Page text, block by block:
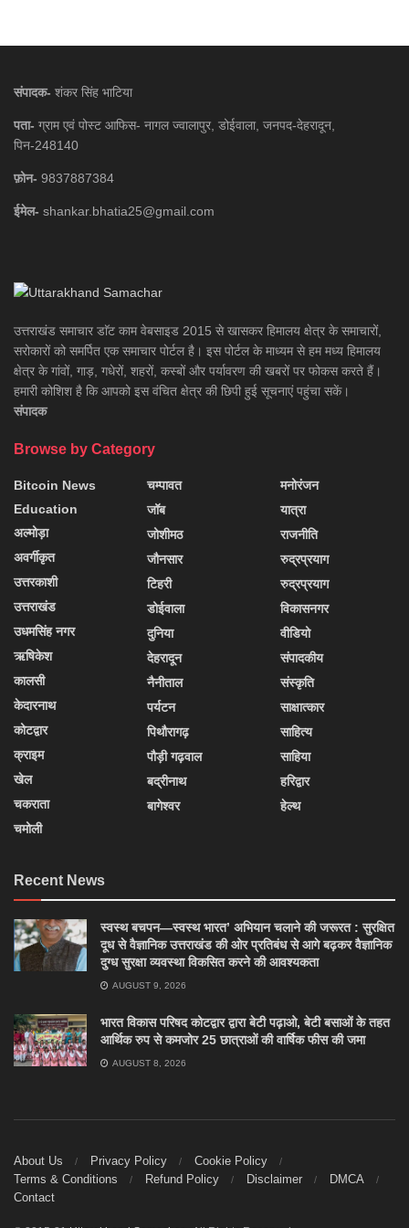
संपादक- शंकर सिंह भाटिया
पता- ग्राम एवं पोस्ट आफिस- नागल ज्वालापुर, डोईवाला, जनपद-देहरादून,
पिन-248140
फ़ोन- 9837887384
ईमेल- shankar.bhatia25@gmail.com
उत्तराखंड समाचार डाॅट काम वेबसाइड 2015 से खासकर हिमालय क्षेत्र के समाचारों,
सरोकारों को समर्पित एक समाचार पोर्टल है। इस पोर्टल के माध्यम से हम मध्य हिमालय
क्षेत्र के गांवों, गाड़, गधेरों, शहरों, कस्बों और पर्यावरण की खबरों पर फोकस करते हैं।
हमारी कोशिश है कि आपको इस वंचित क्षेत्र की छिपी हुई सूचनाएं पहुंचा सकें।
संपादक
Browse by Category
Bitcoin News
Education
अल्मोड़ा
अवर्गीकृत
उत्तरकाशी
उत्तराखंड
उधमसिंह नगर
ऋषिकेश
कालसी
केदारनाथ
कोटद्वार
क्राइम
खेल
चकराता
चमोली
चम्पावत
जॉब
जोशीमठ
जौनसार
टिहरी
डोईवाला
दुनिया
देहरादून
नैनीताल
पर्यटन
पिथौरागढ़
पौड़ी गढ़वाल
बद्रीनाथ
बागेश्वर
मनोरंजन
यात्रा
राजनीति
रुद्रप्रयाग
रुद्रप्रयाग
विकासनगर
वीडियो
संपादकीय
संस्कृति
साक्षात्कार
साहित्य
साहिया
हरिद्वार
हेल्थ
Recent News
स्वस्थ बचपन—स्वस्थ भारत’ अभियान चलाने की जरूरत : सुरक्षित
दूध से वैज्ञानिक उत्तराखंड की ओर प्रतिबंध से आगे बढ़कर वैज्ञानिक
दुग्ध सुरक्षा व्यवस्था विकसित करने की आवश्यकता
AUGUST 9, 2026
भारत विकास परिषद कोटद्वार द्वारा बेटी पढ़ाओ, बेटी बसाओं के तहत
आर्थिक रुप से कमजोर 25 छात्राओं की वार्षिक फीस की जमा
AUGUST 8, 2026
About Us Privacy Policy
Cookie Policy
Terms & Conditions
Refund Policy Disclaimer
DMCA
Contact